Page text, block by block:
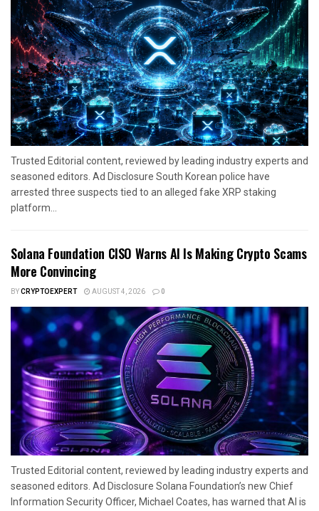
Trusted Editorial content, reviewed by leading industry experts and
seasoned editors. Ad Disclosure South Korean police have
arrested three suspects tied to an alleged fake XRP staking
platform...
Solana Foundation CISO Warns AI Is Making Crypto Scams
More Convincing
BYCRYPTOEXPERT AUGUST 4, 2026 0
Trusted Editorial content, reviewed by leading industry experts and
seasoned editors. Ad Disclosure Solana Foundation’s new Chief
Information Security Officer, Michael Coates, has warned that AI is